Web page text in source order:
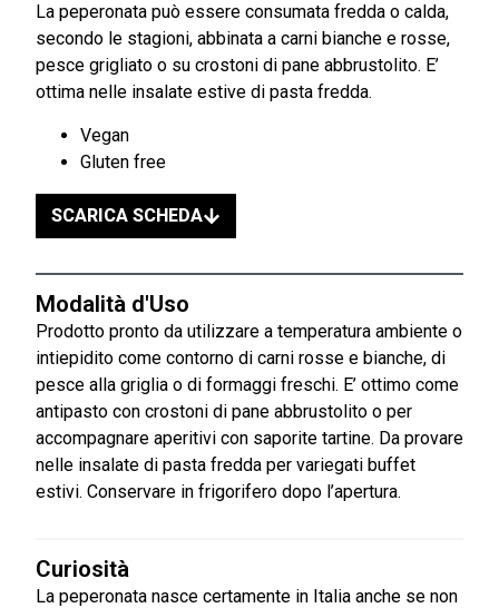
La peperonata può essere consumata fredda o calda,
secondo le stagioni, abbinata a carni bianche e rosse,
pesce grigliato o su crostoni di pane abbrustolito. E’
ottima nelle insalate estive di pasta fredda.
Vegan
Gluten free
SCARICA SCHEDA
Modalità d'Uso
Prodotto pronto da utilizzare a temperatura ambiente o
intiepidito come contorno di carni rosse e bianche, di
pesce alla griglia o di formaggi freschi. E’ ottimo come
antipasto con crostoni di pane abbrustolito o per
accompagnare aperitivi con saporite tartine. Da provare
nelle insalate di pasta fredda per variegati buffet
estivi. Conservare in frigorifero dopo l’apertura.
Curiosità
La peperonata nasce certamente in Italia anche se non